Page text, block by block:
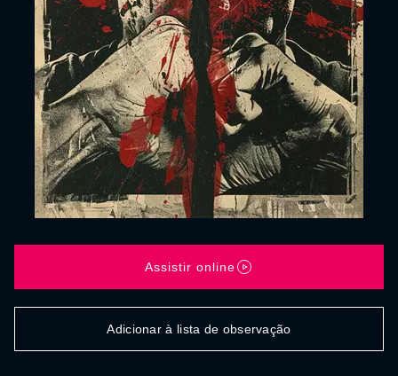
Assistir online
Adicionar à lista de observação